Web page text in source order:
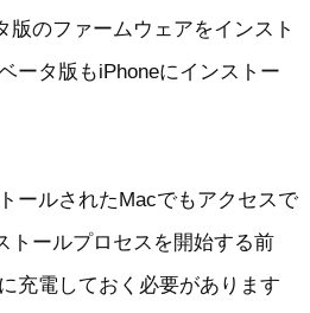
版のファームウェアをインスト
ータ版もiPhoneにインストー
ールされたMacでもアクセスで
トールプロセスを開始する前
充電しておく必要があります